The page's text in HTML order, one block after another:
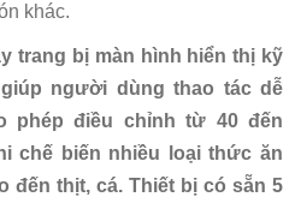
khác.
trang bị màn hình hiển thị kỹ
người dùng thao tác dễ
phép điều chỉnh từ 40 đến
chế biến nhiều loại thức ăn
đến thịt, cá. Thiết bị có sẵn 5